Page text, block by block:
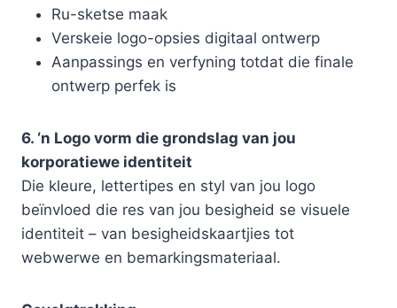
Ru-sketse maak
Verskeie logo-opsies digitaal ontwerp
Aanpassings en verfyning totdat die finale
ontwerp perfek is
6. ‘n Logo vorm die grondslag van jou
korporatiewe identiteit
Die kleure, lettertipes en styl van jou logo
beïnvloed die res van jou besigheid se visuele
identiteit – van besigheidskaartjies tot
webwerwe en bemarkingsmateriaal.